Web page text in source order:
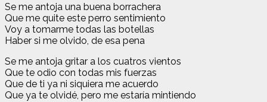
Se me antoja una buena borrachera
Que me quite este perro sentimiento
Voy a tomarme todas las botellas
Haber si me olvido, de esa pena
Se me antoja gritar a los cuatros vientos
Que te odio con todas mis fuerzas
Que de ti ya ni siquiera me acuerdo
Que ya te olvidé, pero me estaría mintiendo